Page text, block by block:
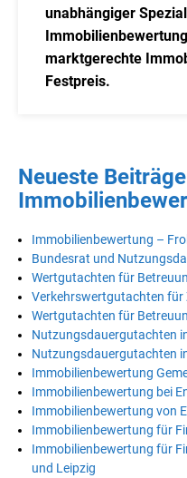
unabhängiger
marktgerechte
Festpreis.
Neueste Beiträge
Immobilienbewertung –
Bundesrat und
Wertgutachten für
Verkehrswertgutachten für
Wertgutachten für
Nutzungsdauergutachten
Nutzungsdauergutachten
Immobilienbewertung
Immobilienbewertung bei
Immobilienbewertung von
Immobilienbewertung für
Immobilienbewertung für
und Leipzig